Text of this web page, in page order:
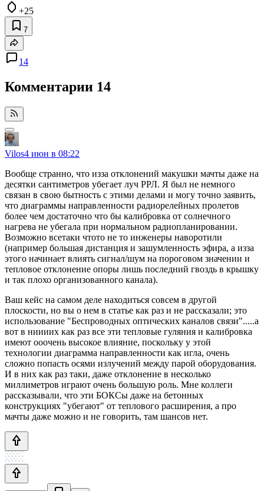
+25
7
14
Комментарии 14
Vilos4 июн в 08:22
Вообще странно, что изза отклонений макушки мачты даже на
десятки сантиметров убегает луч РРЛ. Я был не немного
связан в свою бытность с этими делами и могу точно заявить,
что диаграммы направленности радиорелейных пролетов
более чем достаточно что бы калибровка от солнечного
нагрева не убегала при нормальном радиопланировании.
Возможно всетаки чтото не то инженеры наворотили
(например большая дистанция и зашумленность эфира, а изза
этого начинает влиять сигнал/шум на пороговом значении и
тепловое отклонение опоры лишь последний гвоздь в крышку
и так плохо организованного канала).
Ваш кейс на самом деле находиться совсем в другой
плоскости, но вы о нем в статье как раз и не рассказали; это
использование "Беспроводных оптических каналов связи".....а
вот в ниииих как раз все эти тепловые гуляния и калибровка
имеют ооочень высокое влияние, поскольку у этой
технологии диаграмма направленности как игла, очень
сложно попасть осями излучений между парой оборудования.
И в них как раз таки, даже отклонение в несколько
миллиметров играют очень большую роль. Мне коллеги
рассказывали, что эти БОКСы даже на бетонных
конструкциях "убегают" от теплового расширения, а про
мачты даже можно и не говорить, там шансов нет.